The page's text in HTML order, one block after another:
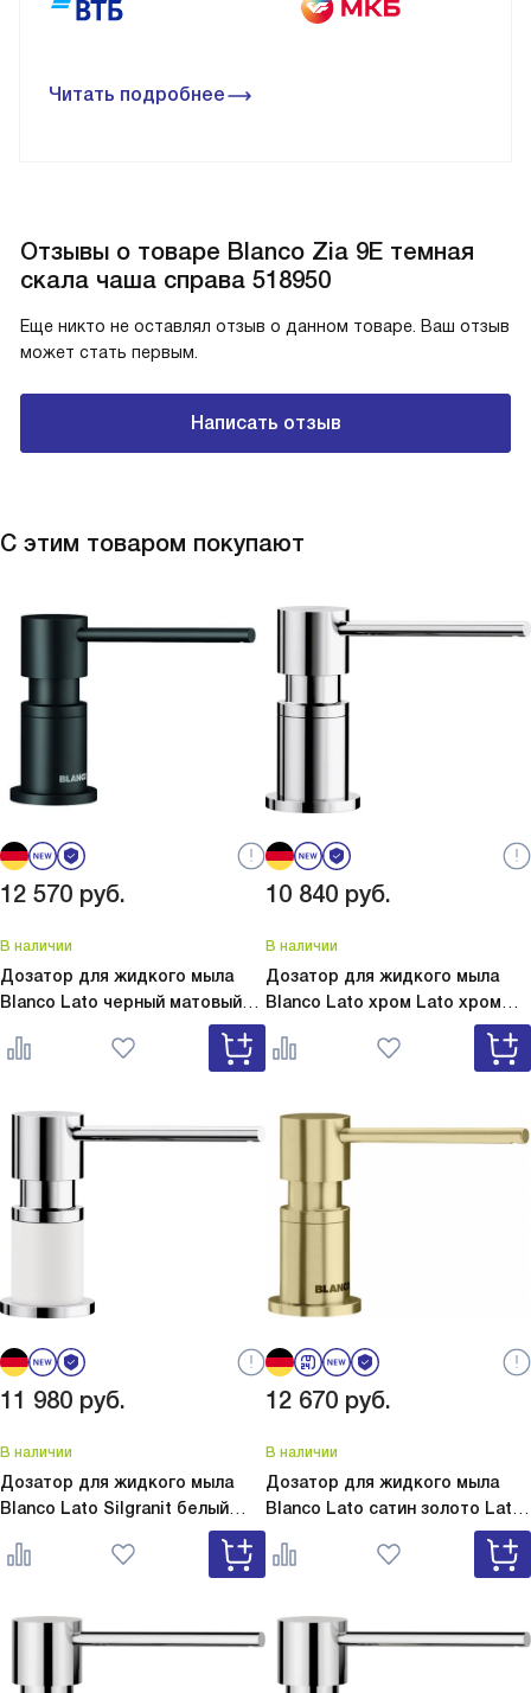
Читать подробнее
Отзывы о товаре Blanco Zia 9E темная
скала чаша справа 518950
Еще никто не оставлял отзыв о данном товаре. Ваш отзыв
может стать первым.
Написать отзыв
С этим товаром покупают
12 570 руб.
В наличии
Дозатор для жидкого мыла
Blanco Lato черный матовый
Lato черный матовый 525789
10 840 руб.
В наличии
Дозатор для жидкого мыла
Blanco Lato хром Lato хром
11 980 руб.
В наличии
Дозатор для жидкого мыла
Blanco Lato Silgranit белый
Lato Silgranit белый 525814
12 670 руб.
В наличии
Дозатор для жидкого мыла
Blanco Lato сатин золото Lato